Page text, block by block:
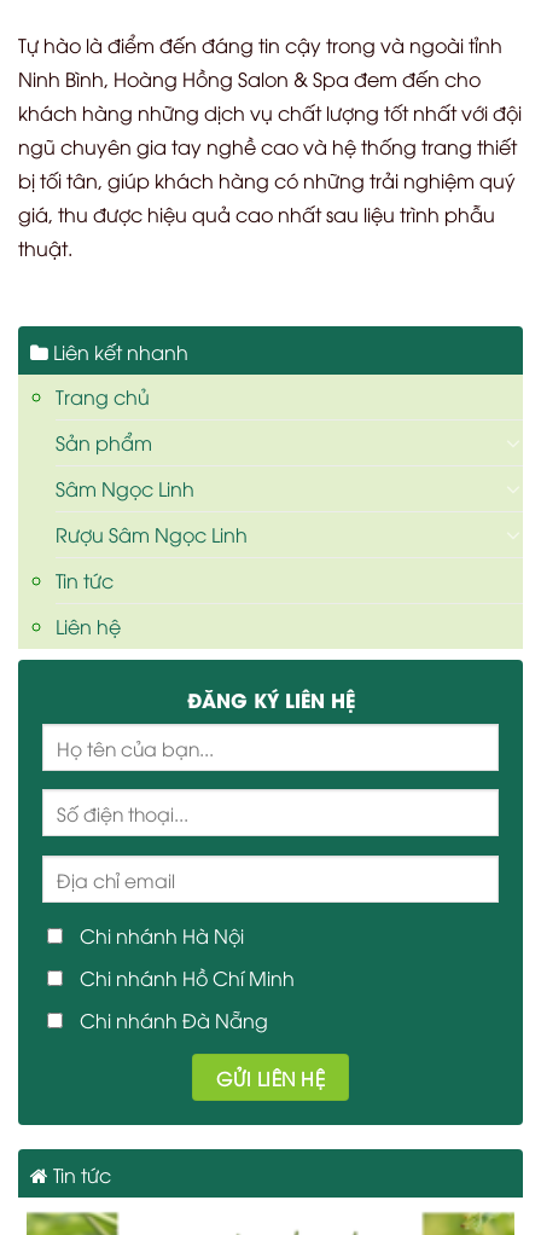
Tự hào là điểm đến đáng tin cậy trong và ngoài tỉnh
Ninh Bình, Hoàng Hồng Salon & Spa đem đến cho
khách hàng những dịch vụ chất lượng tốt nhất với đội
ngũ chuyên gia tay nghề cao và hệ thống trang thiết
bị tối tân, giúp khách hàng có những trải nghiệm quý
giá, thu được hiệu quả cao nhất sau liệu trình phẫu
thuật.
Liên kết nhanh
Trang chủ
Sản phẩm
Sâm Ngọc Linh
Rượu Sâm Ngọc Linh
Tin tức
Liên hệ
ĐĂNG KÝ LIÊN HỆ
Chi nhánh Hà Nội
Chi nhánh Hồ Chí Minh
Chi nhánh Đà Nẵng
Tin tức